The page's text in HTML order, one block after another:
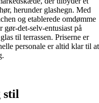
herunder glashegn. Med
og etablerede omdømme
det-selv-entusiast på
til terrassen. Priserne er
personale er altid klar til at
stil